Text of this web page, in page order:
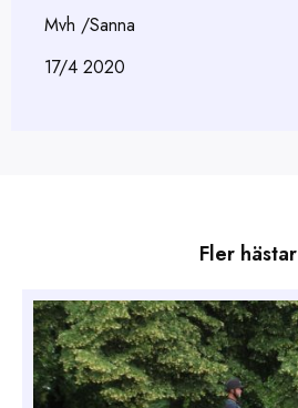
Mvh /Sanna
17/4 2020
Fler hästar